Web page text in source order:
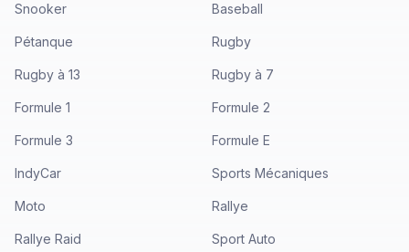
Snooker Baseball
Pétanque Rugby
Rugby à 13 Rugby à 7
Formule 1 Formule 2
Formule 3 Formule E
IndyCar Sports Mécaniques
Moto Rallye
Rallye Raid Sport Auto